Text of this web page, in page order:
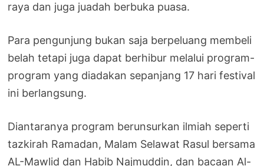
raya dan juga juadah berbuka puasa.
Para pengunjung bukan saja berpeluang membeli
belah tetapi juga dapat berhibur melalui program-
program yang diadakan sepanjang 17 hari festival
ini berlangsung.
Diantaranya program berunsurkan ilmiah seperti
tazkirah Ramadan, Malam Selawat Rasul bersama
AL-Mawlid dan Habib Najmuddin, dan bacaan Al-